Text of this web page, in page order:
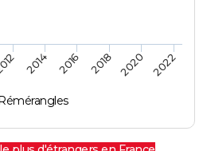
2014 2016 2018 2020 2022